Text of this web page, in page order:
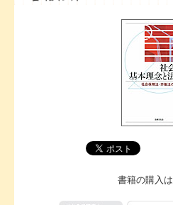
書籍の購入は